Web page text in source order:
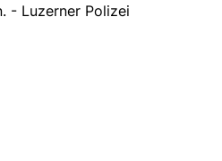
- Luzerner Polizei